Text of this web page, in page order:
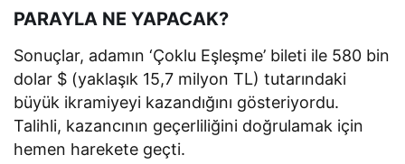
PARAYLA NE YAPACAK?
Sonuçlar, adamın ‘Çoklu Eşleşme’ bileti ile 580 bin
dolar $ (yaklaşık 15,7 milyon TL) tutarındaki
büyük ikramiyeyi kazandığını gösteriyordu.
Talihli, kazancının geçerliliğini doğrulamak için
hemen harekete geçti.